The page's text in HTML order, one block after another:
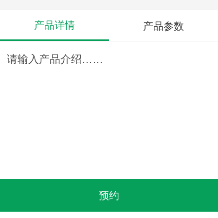
产品详情 产品参数
请输入产品介绍……
预约